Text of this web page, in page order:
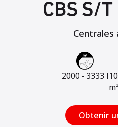
CBS S/
Centrales
2000 - 3333 l
Obtenir